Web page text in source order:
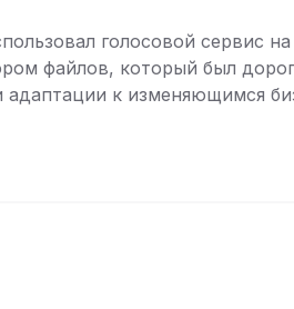
голосовой сервис на
файлов, который был
адаптации к изменяющимся